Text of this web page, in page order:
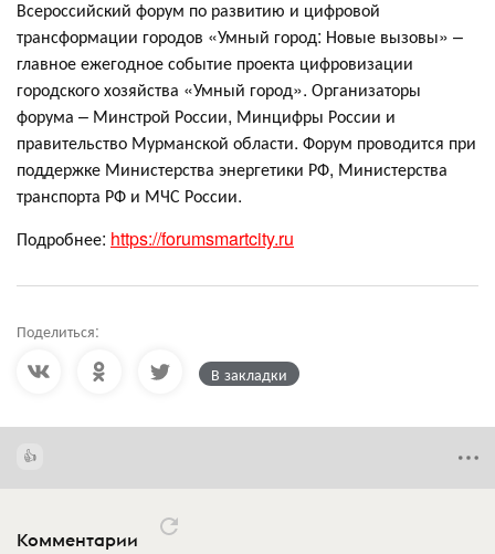
Всероссийский форум по развитию и цифровой
трансформации городов «Умный город: Новые вызовы» –
главное ежегодное событие проекта цифровизации
городского хозяйства «Умный город». Организаторы
форума – Минстрой России, Минцифры России и
правительство Мурманской области. Форум проводится при
поддержке Министерства энергетики РФ, Министерства
транспорта РФ и МЧС России.
Подробнее: https://forumsmartcity.ru
Поделиться:
В закладки
Комментарии